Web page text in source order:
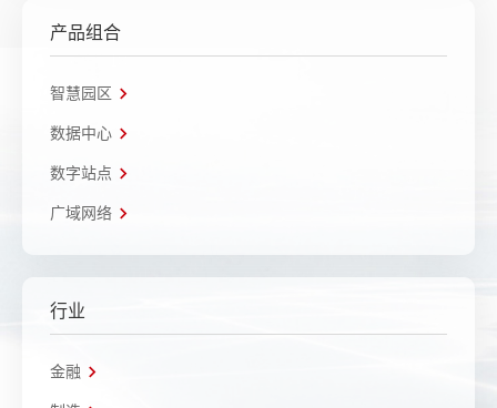
产品组合
智慧园区
数据中心
数字站点
广域网络
行业
金融